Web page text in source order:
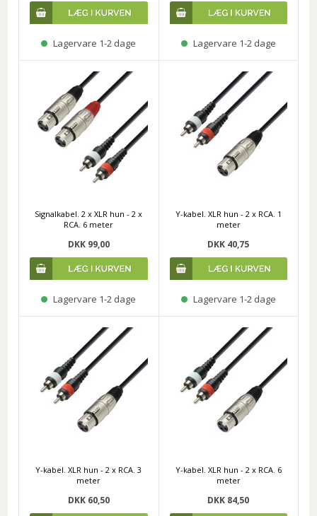
Lagervare 1-2 dage Lagervare 1-2 dage
Signalkabel. 2 x XLR hun - 2 x
RCA. 6 meter
DKK 99,00
Lagervare 1-2 dage
Y-kabel. XLR hun - 2 x RCA. 1
meter
DKK 40,75
Lagervare 1-2 dage
Y-kabel. XLR hun - 2 x RCA. 3
meter
DKK 60,50
Y-kabel. XLR hun - 2 x RCA. 6
meter
DKK 84,50